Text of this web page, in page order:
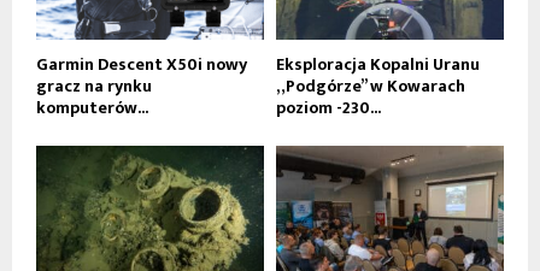
Garmin Descent X50i nowy
gracz na rynku
komputerów...
Eksploracja Kopalni Uranu
„Podgórze” w Kowarach
poziom -230...